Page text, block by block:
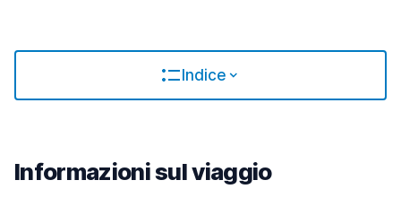
Indice
Informazioni sul viaggio